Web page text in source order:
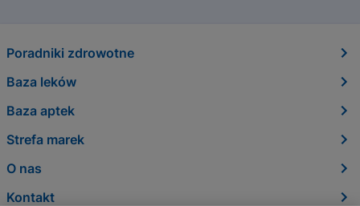
Poradniki zdrowotne
Baza leków
Baza aptek
Strefa marek
O nas
Kontakt